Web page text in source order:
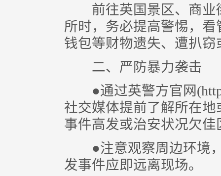
前往英国景区、商业
所时，务必提高警惕，
钱包等财物遗失、遭扒窃
二、严防暴力袭击
●通过英警方官网
社交媒体提前了解所在
事件高发或治安状况欠佳
●注意观察周边环境，
发事件应即远离现场。